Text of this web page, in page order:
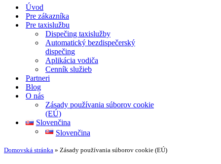
navigácieÚvod
Pre zákazníka
Pre taxislužbu
Dispečing taxislužby
Automatický bezdispečerský
dispečing
Aplikácia vodiča
Cenník služieb
Partneri
Blog
O nás
Zásady používania súborov cookie
(EÚ)
Slovenčina
Slovenčina
Domovská stránka » Zásady používania súborov cookie (EÚ)